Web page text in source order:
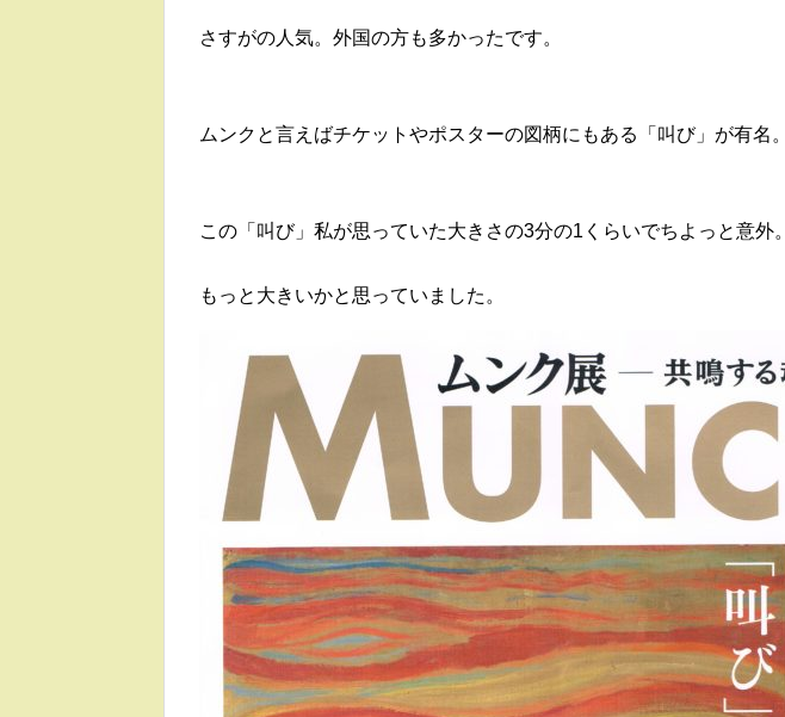
さすがの人気。外国の方も多かったです。
ムンクと言えばチケットやポスターの図柄にもある「叫び」が有名。
この「叫び」私が思っていた大きさの3分の1くらいでちよっと意外。
もっと大きいかと思っていました。